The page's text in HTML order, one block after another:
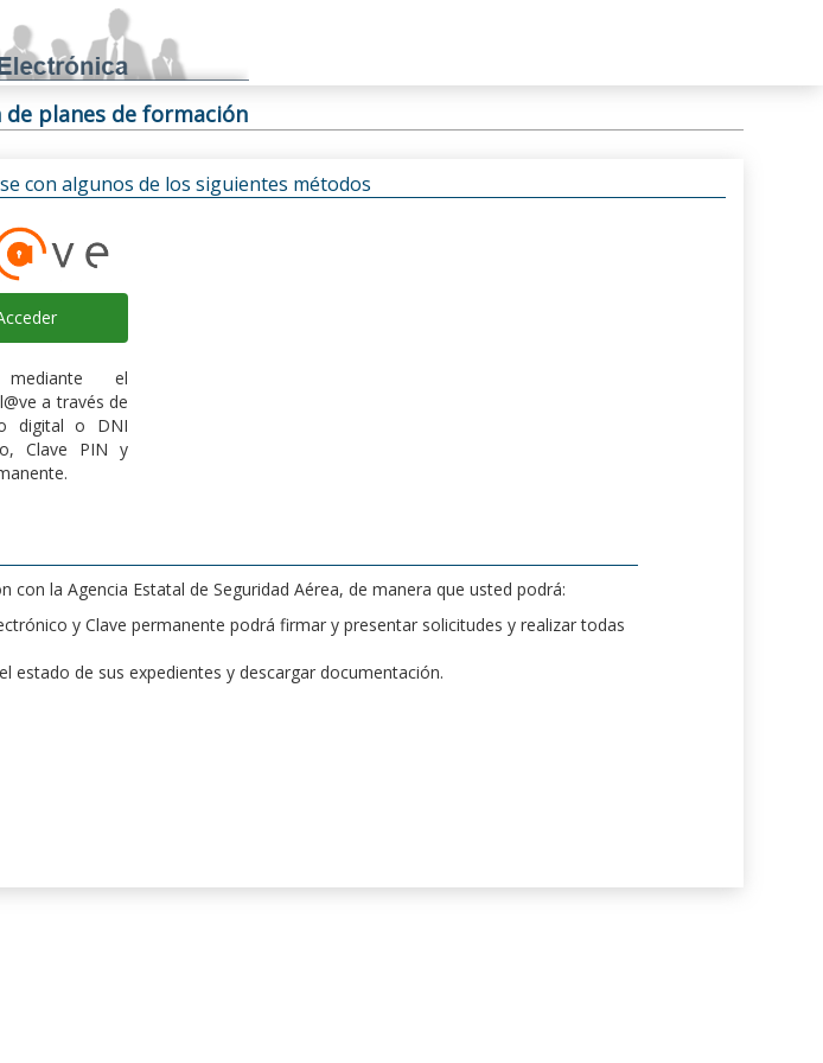
planes de formación
con algunos de los siguientes métodos
mediante el
a través de
digital o DNI
Clave PIN y
la Agencia Estatal de Seguridad Aérea, de manera que usted podrá:
y Clave permanente podrá firmar y presentar solicitudes y realizar todas
estado de sus expedientes y descargar documentación.